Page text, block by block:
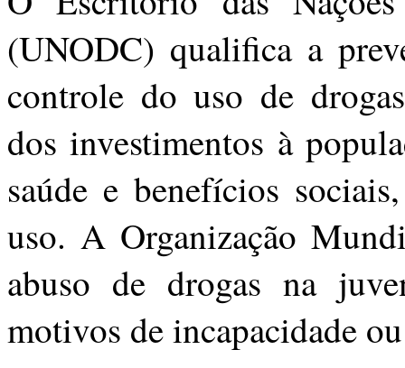
(UNODC) qualifica a
controle do uso de
dos investimentos à
saúde e benefícios
uso. A Organização
abuso de drogas na
motivos de incapacidade